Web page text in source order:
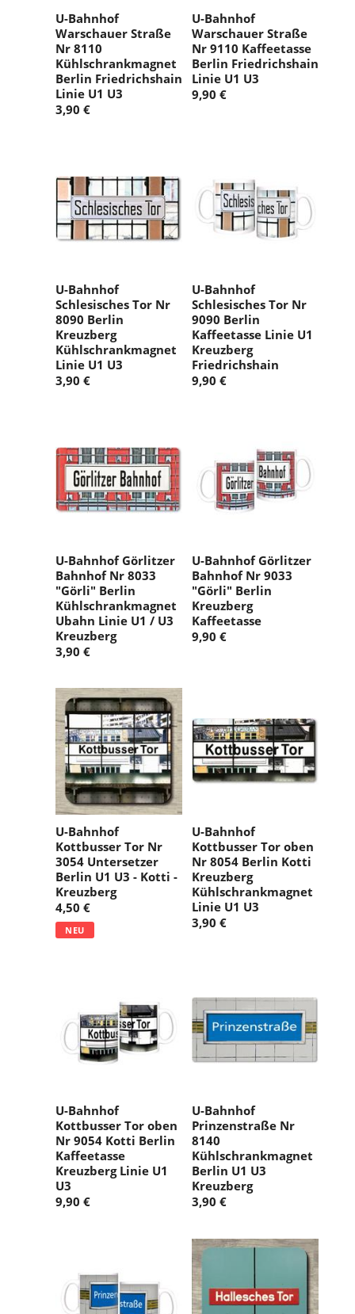
U-Bahnhof
Warschauer Straße
Nr 8110
Kühlschrankmagnet
Berlin Friedrichshain
Linie U1 U3
3,90 €
U-Bahnhof
Warschauer Straße
Nr 9110 Kaffeetasse
Berlin Friedrichshain
Linie U1 U3
9,90 €
U-Bahnhof
Schlesisches Tor Nr
8090 Berlin
Kreuzberg
Kühlschrankmagnet
Linie U1 U3
3,90 €
U-Bahnhof
Schlesisches Tor Nr
9090 Berlin
Kaffeetasse Linie U1
Kreuzberg
Friedrichshain
9,90 €
U-Bahnhof Görlitzer
Bahnhof Nr 8033
"Görli" Berlin
Kühlschrankmagnet
Ubahn Linie U1 / U3
Kreuzberg
3,90 €
U-Bahnhof Görlitzer
Bahnhof Nr 9033
"Görli" Berlin
Kreuzberg
Kaffeetasse
9,90 €
U-Bahnhof
Kottbusser Tor Nr
3054 Untersetzer
Berlin U1 U3 - Kotti -
Kreuzberg
4,50 €
NEU
U-Bahnhof
Kottbusser Tor oben
Nr 8054 Berlin Kotti
Kreuzberg
Kühlschrankmagnet
Linie U1 U3
3,90 €
U-Bahnhof
Kottbusser Tor oben
Nr 9054 Kotti Berlin
Kaffeetasse
Kreuzberg Linie U1
U3
9,90 €
U-Bahnhof
Prinzenstraße Nr
8140
Kühlschrankmagnet
Berlin U1 U3
Kreuzberg
3,90 €